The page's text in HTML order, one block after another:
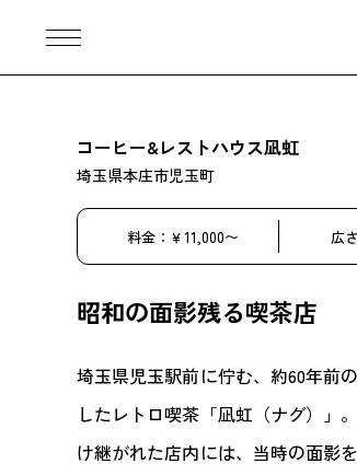
コーヒー&レストハウス凪虹
埼玉県本庄市児玉町
料金：￥11,000〜 広
昭和の面影残る喫茶店
埼玉県児玉駅前に佇む、約60年前
したレトロ喫茶「凪虹（ナグ）」
け継がれた店内には、当時の面影